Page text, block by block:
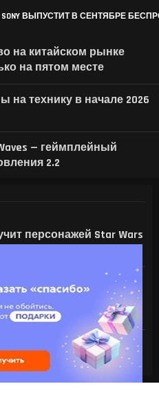
SONY ВЫПУСТИТ В СЕНТЯБРЕ
на китайском рынке
на пятом месте
на технику в начале 2026
— геймплейный
2.2
персонажей Star Wars
ИИ — энтузиаст
Tesla V100 в игровой
1 Remake:
получения